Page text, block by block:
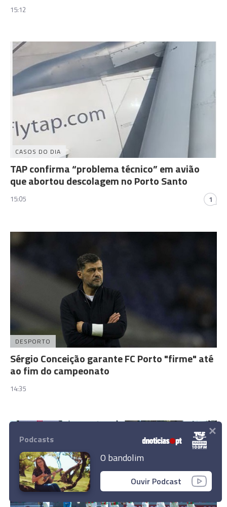
15:12
CASOS DO DIA
TAP confirma “problema técnico” em avião
que abortou descolagem no Porto Santo
15:05 1
DESPORTO
Sérgio Conceição garante FC Porto "firme" até
ao fim do campeonato
14:35
Podcasts
O bandolim
Ouvir Podcast
×